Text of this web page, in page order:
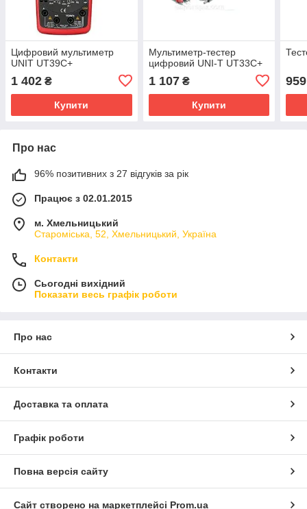
Цифровий мультиметр
UNIT UT39C+
1 402 ₴
Купити
Мультиметр-тестер
цифровий UNI-T UT33С+
1 107₴
Купити
959
Про нас
96% позитивних з 27 відгуків за рік
Працює з 02.01.2015
м. Хмельницький
Староміська, 52, Хмельницький, Україна
Контакти
Сьогодні вихідний
Показати весь графік роботи
Про нас
Контакти
Доставка та оплата
Графік роботи
Повна версія сайту
Сайт створено на маркетплейсі Prom.ua